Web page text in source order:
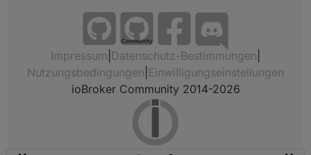
Community
Impressum Datenschutz-Bestimmungen
Nutzungsbedingungen Einwilligungseinstellungen
ioBroker Community 2014-2026